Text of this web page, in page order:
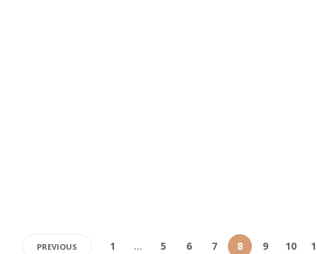
PREVIOUS 1 … 5 6 7 8 9 10